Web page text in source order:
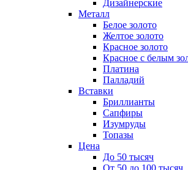
Дизайнерские
Металл
Белое золото
Желтое золото
Красное золото
Красное с белым
Платина
Палладий
Вставки
Бриллианты
Сапфиры
Изумруды
Топазы
Цена
До 50 тысяч
От 50 до 100 тысяч